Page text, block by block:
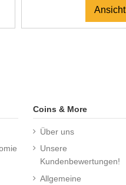
Ansicht
Coins & More
Über uns
Unsere
Kundenbewertungen!
Allgemeine